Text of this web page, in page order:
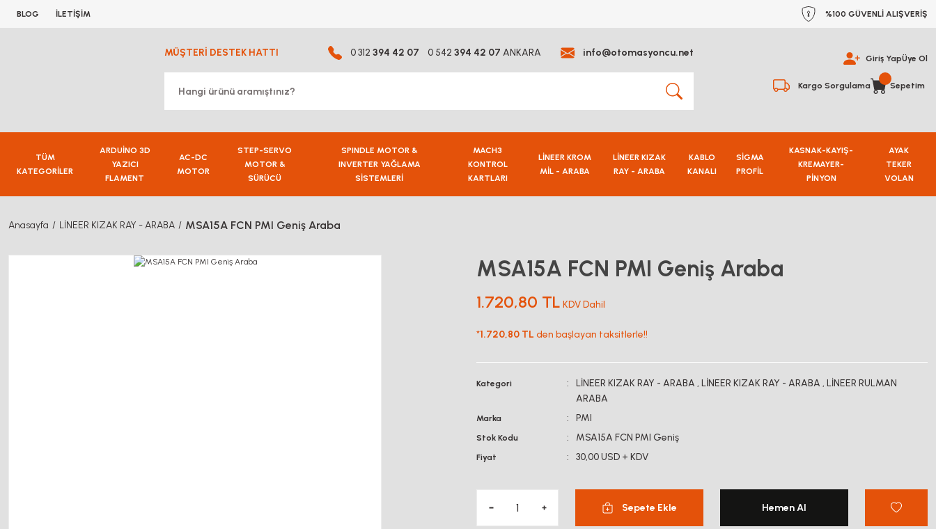
BLOG İLETİŞİM %100 GÜVENLİ ALIŞVERİŞ
MÜŞTERİ DESTEK HATTI 0 312 394 42 07 0 542 394 42 07 ANKARA info@otomasyoncu.net Giriş YapÜye Ol
Kargo Sorgulama Sepetim
TÜM
KATEGORİLER
ARDUİNO 3D
YAZICI
FLAMENT
AC-DC
MOTOR
STEP-SERVO
MOTOR &
SÜRÜCÜ
SPINDLE MOTOR &
INVERTER YAĞLAMA
SİSTEMLERİ
MACH3
KONTROL
KARTLARI
LİNEER KROM
MİL - ARABA
LİNEER KIZAK
RAY - ARABA
KABLO
KANALI
SİGMA
PROFİL
KASNAK-KAYIŞ-
KREMAYER-
PİNYON
AYAK
TEKER
VOLAN
Anasayfa LİNEER KIZAK RAY - ARABA MSA15A FCN PMI Geniş Araba
MSA15A FCN PMI Geniş Araba
1.720,80 TL KDV Dahil
*1.720,80 TL den başlayan taksitlerle!!
Kategori LİNEER KIZAK RAY - ARABA , LİNEER KIZAK RAY - ARABA , LİNEER RULMAN
ARABA
Marka PMI
Stok Kodu MSA15A FCN PMI Geniş
Fiyat 30,00 USD + KDV
Sepete Ekle Hemen Al